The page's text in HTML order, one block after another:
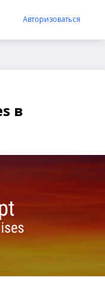
Авторизоваться
в